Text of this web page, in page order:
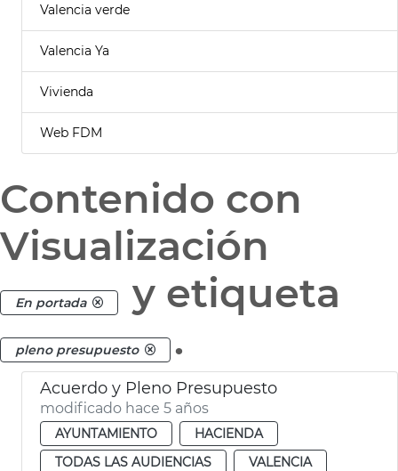
Valencia verde
Valencia Ya
Vivienda
Web FDM
Contenido con
Visualización
En portada y etiqueta
pleno presupuesto .
Acuerdo y Pleno Presupuesto
modificado hace 5 años
AYUNTAMIENTO
HACIENDA
TODAS LAS AUDIENCIAS
VALENCIA